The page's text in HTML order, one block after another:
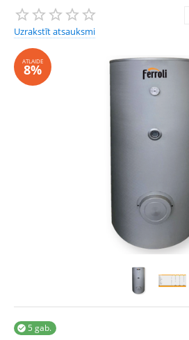
Uzrakstīt atsauksmi
ATLAIDE
8%
5 gab.
